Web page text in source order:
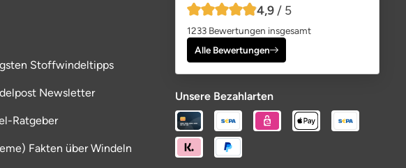
4,9 von 5 Sternen
4,9 / 5
1233 Bewertungen insgesamt
Alle Bewertungen
Unsere Bezahlarten
Stoffwindeltipps
Newsletter
Ratgeber
Fakten über Windeln